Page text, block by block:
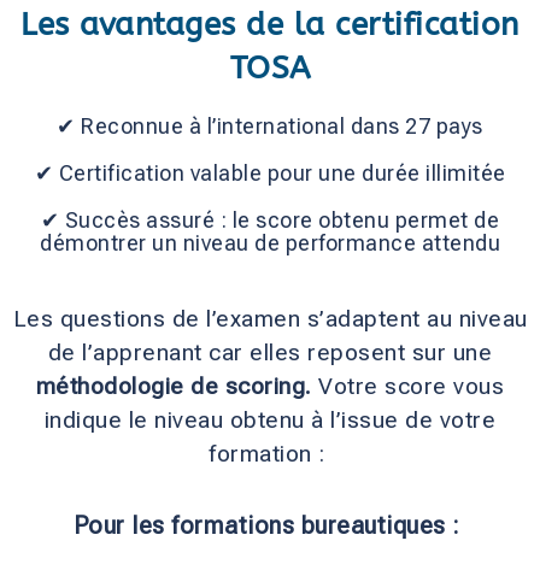
Les avantages de la certification
TOSA
✔ Reconnue à l’international dans 27 pays
✔ Certification valable pour une durée illimitée
✔ Succès assuré : le score obtenu permet de
démontrer un niveau de performance attendu
Les questions de l’examen s’adaptent au niveau
de l’apprenant car elles reposent sur une
méthodologie de scoring.Votre score vous
indique le niveau obtenu à l’issue de votre
formation :
Pour les formations bureautiques :